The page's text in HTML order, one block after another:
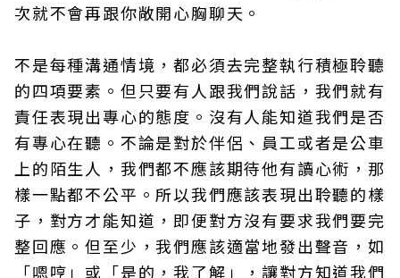
次就不會再跟你敞開心胸聊天。
不是每種溝通情境，都必須去完整執行積極聆聽
的四項要素。但只要有人跟我們說話，我們就有
責任表現出專心的態度。沒有人能知道我們是否
有專心在聽。不論是對於伴侶、員工或者是公車
上的陌生人，我們都不應該期待他有讀心術，那
樣一點都不公平。所以我們應該表現出聆聽的樣
子，對方才能知道，即便對方沒有要求我們要完
整回應。但至少，我們應該適當地發出聲音，如
「嗯哼」或「是的，我了解」，讓對方知道我們